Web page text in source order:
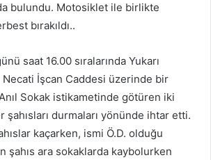
bulundu. Motosiklet ile birlikte
bırakıldı..
saat 16.00 sıralarında Yukarı
İşcan Caddesi üzerinde bir
Sokak istikametinde götüren iki
şahısları durmaları yönünde ihtar etti.
kaçarken, ismi Ö.D. olduğu
şahıs ara sokaklarda kaybolurken